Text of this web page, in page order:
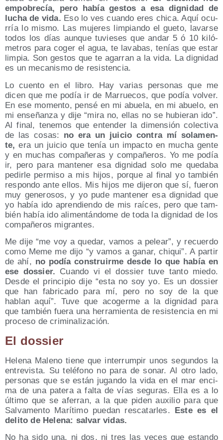
empo­bre­cía, pero había ges­tos a esa dig­ni­dad de
lucha de vida. Eso lo ves cuan­do eres chi­ca. Aquí ocu­
rría lo mis­mo. Las muje­res lim­pian­do el gue­to, lavar­se
todos los días aun­que tuvie­ses que andar 5 ó 10 kiló­
me­tros para coger el agua, te lava­bas, tenías que estar
lim­pia. Son ges­tos que te aga­rran a la vida. La dig­ni­dad
es un meca­nis­mo de resistencia.
Lo cuen­to en el libro. Hay varias per­so­nas que me
dicen que me podía ir de Marrue­cos, que podía vol­ver.
En ese momen­to, pen­sé en mi abue­la, en mi abue­lo, en
mi ense­ñan­za y dije “mira no, ellas no se hubie­ran ido”.
Al final, tene­mos que enten­der la dimen­sión colec­ti­va
de las cosas: no era un jui­cio con­tra mí sola­men­
te, era un jui­cio que tenía un impac­to en mucha gen­te
y en muchas com­pa­ñe­ras y com­pa­ñe­ros. Yo me podía
ir, pero para man­te­ner esa dig­ni­dad solo me que­da­ba
pedir­le per­mi­so a mis hijos, por­que al final yo tam­bién
res­pon­do ante ellos. Mis hijos me dije­ron que sí, fue­ron
muy gene­ro­sos, y yo pude man­te­ner esa dig­ni­dad que
yo había ido apren­dien­do de mis raí­ces, pero que tam­
bién había ido ali­men­tán­do­me de toda la dig­ni­dad de los
com­pa­ñe­ros migrantes.
Me dije “me voy a que­dar, vamos a pelear”, y recuer­do
como Meme me dijo “y vamos a ganar, chi­qui”. A par­tir
de ahí, no podía cons­truir­me des­de lo que había en
ese dos­sier. Cuan­do vi el dos­sier tuve tan­to mie­do.
Des­de el prin­ci­pio dije “esta no soy yo. Es un dos­sier
que han fabri­ca­do para mí, pero no soy de la que
hablan aquí”. Tuve que aco­ger­me a la dig­ni­dad para
que tam­bién fue­ra una herra­mien­ta de resis­ten­cia en mi
pro­ce­so de criminalización.
El dos­sier
Hele­na Maleno tie­ne que inte­rrum­pir unos segun­dos la
entre­vis­ta. Su telé­fono no para de sonar. Al otro lado,
per­so­nas que se están jugan­do la vida en el mar enci­
ma de una pate­ra a fal­ta de vías segu­ras. Ella es a lo
últi­mo que se afe­rran, a la que piden auxi­lio para que
Sal­va­men­to Marí­ti­mo pue­dan res­ca­tar­les. Este es el
deli­to de Hele­na: sal­var vidas.
No ha sido una, ni dos, ni tres las veces que estan­do